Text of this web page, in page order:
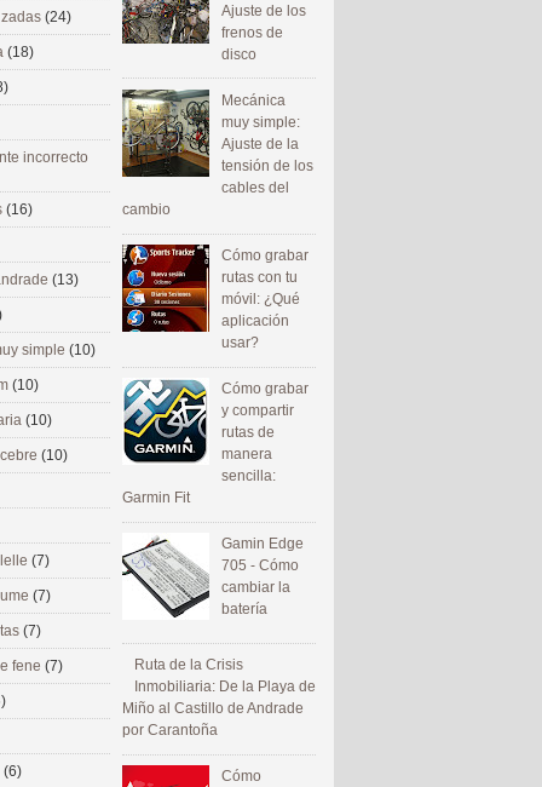
Ajuste de los
frenos de
disco
Mecánica
muy simple:
Ajuste de la
tensión de los
cables del
cambio
Cómo grabar
rutas con tu
móvil: ¿Qué
aplicación
usar?
Cómo grabar
y compartir
rutas de
manera
sencilla:
Garmin Fit
Gamin Edge
705 - Cómo
cambiar la
batería
Ruta de la Crisis
Inmobiliaria: De la Playa de
Miño al Castillo de Andrade
por Carantoña
Cómo
(24)
(18)
incorrecto
(16)
(13)
simple (10)
(10)
(10)
(10)
(7)
(7)
(7)
fene (7)
(6)